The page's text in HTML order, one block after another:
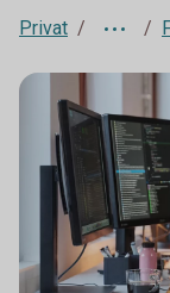
Privat